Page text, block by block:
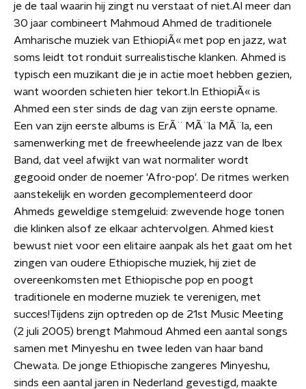
je de taal waarin hij zingt nu verstaat of niet.Al meer dan
30 jaar combineert Mahmoud Ahmed de traditionele
Amharische muziek van EthiopiÃ« met pop en jazz, wat
soms leidt tot ronduit surrealistische klanken. Ahmed is
typisch een muzikant die je in actie moet hebben gezien,
want woorden schieten hier tekort.In EthiopiÃ« is
Ahmed een ster sinds de dag van zijn eerste opname.
Een van zijn eerste albums is ErÃ¨ MÃ¨la MÃ¨la, een
samenwerking met de freewheelende jazz van de Ibex
Band, dat veel afwijkt van wat normaliter wordt
gegooid onder de noemer 'Afro-pop'. De ritmes werken
aanstekelijk en worden gecomplementeerd door
Ahmeds geweldige stemgeluid: zwevende hoge tonen
die klinken alsof ze elkaar achtervolgen. Ahmed kiest
bewust niet voor een elitaire aanpak als het gaat om het
zingen van oudere Ethiopische muziek, hij ziet de
overeenkomsten met Ethiopische pop en poogt
traditionele en moderne muziek te verenigen, met
succes!Tijdens zijn optreden op de 21st Music Meeting
(2 juli 2005) brengt Mahmoud Ahmed een aantal songs
samen met Minyeshu en twee leden van haar band
Chewata. De jonge Ethiopische zangeres Minyeshu,
sinds een aantal jaren in Nederland gevestigd, maakte